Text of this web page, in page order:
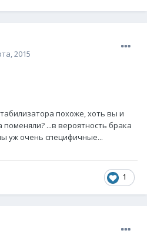
2015
похоже, хоть вы и
...в вероятность брака
уж очень специфичные...
1